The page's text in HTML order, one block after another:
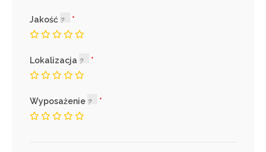
Jakość
Lokalizacja
Wyposażenie